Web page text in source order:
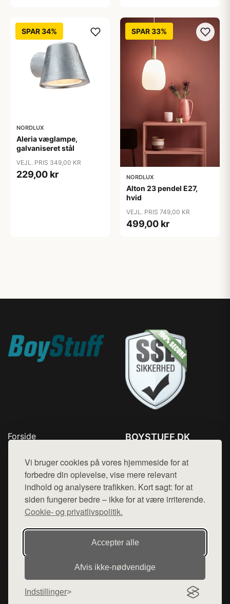
Vi bruger cookies på vores hjemmeside for at
forbedre din oplevelse, vise mere relevant
indhold og analysere trafikken. Kort sagt: for at
siden fungerer bedre – ikke for at være irriterende.
Cookie- og privatlivspolitik.
Accepter alle
Afvis ikke‑nødvendige
Indstillinger
SPAR 34%
NORDLUX
Aleria væglampe,
galvaniseret stål
VEJL. PRIS 349,00 KR
229,00 kr
SPAR 33%
NORDLUX
Alton 23 pendel E27,
hvid
VEJL. PRIS 749,00 KR
499,00 kr
Forside
Top Rabatter
Kontakt
BOYSTUFF.DK
Mail: hej@want.dk
Cookie- og privatlivspolitik
Denne side er en del af want.dk, der udgiver en række
hjemmesider med præsentation af forskellige produkter fra
diverse webshops. Der sælges ikke varer fra denne side - vi
varerne på lager.